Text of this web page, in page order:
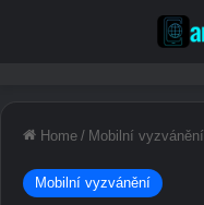
Home / Mobilní vyzvánění
Mobilní vyzvánění